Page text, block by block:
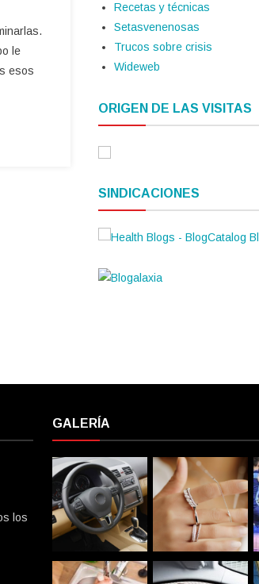
le
esos
Recetas y técnicas
Setasvenenosas
Trucos sobre crisis
Wideweb
ORIGEN DE LAS VISITAS
SINDICACIONES
los
GALERÍA